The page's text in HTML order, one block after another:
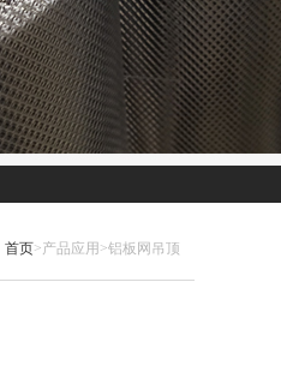
首页>产品应用>铝板网吊顶